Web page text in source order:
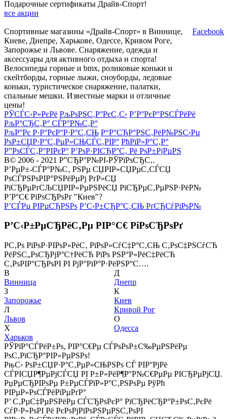
Подарочные сертификаты Драйв-Спорт!
все акции
Спортивные магазины «Драйв-Спорт» в Виннице,
Киеве, Днепре, Харькове, Одессе, Кривом Роге,
Запорожье и Львове. Снаряжение, одежда и
аксессуары для активного отдыха и спорта!
Велосипеды горные и bmx, роликовые коньки и
скейтборды, горные лыжи, сноуборды, ледовые
коньки, туристическое снаряжение, палатки,
спальные мешки. Известные марки и отличные
цены!
Facebook
РЎСЃС‹Р»РєРё РљРѕРЅС‚Р°РєС‚С‹ Р’Р°РєР°РЅСЃРёРё
РљР°СЂС‚Р° СЃР°Р№С‚Р°
РљР°Рє Р·Р°РєР°Р·Р°С‚СЊ Р“Р°СЂР°РЅС‚РёР№РЅС‹Рµ
РѕР±СЏР·Р°С‚РµР»СЊСЃС‚РІР° РћРїР»Р°С‚Р°
Р”РѕСЃС‚Р°РІРєР° Р’РѕР·РІСЂР°С‚ Рё РѕР±РјРµРЅ
В© 2006 - 2021 Р”СЂР°Р№РІ-РЎРїРѕСЂС‚.
Р’РµР±-СЃР°Р№С‚ РЅРµ СЏРІР»СЏРµС‚СЃСЏ
РѕСЃРЅРѕРІР°РЅРёРµРј РґР»СЏ
РїСЂРµРґСЉСЏРІР»РµРЅРёСЏ РїСЂРµС‚РµРЅР·РёР№
Р’Р°С€ РіРѕСЂРѕРґ "Киев"?
Р’СЃРµ РІРµСЂРЅРѕ Р’С‹Р±СЂР°С‚СЊ РґСЂСѓРіРѕР№
Р’С‹Р±РµСЂРёС‚Рµ РІР°С€ РіРѕСЂРѕРґ
Р­С‚Рѕ РїРѕР·РІРѕР»РёС‚ РїРѕР»СѓС‡Р°С‚СЊ С‚РѕС‡РЅСѓСЋ
РёРЅС„РѕСЂРјР°С†РёСЋ РїРѕ РЅР°Р»РёС‡РёСЋ
С‚РѕРІР°СЂРѕРІ РІ РјР°РіР°Р·РёРЅР°С….
В
Винница
З
Запорожье
Л
Львов
Х
Харьков
Д
Днепр
К
Киев
Кривой Рог
О
Одесса
РЎРїР°СЃРёР±Рѕ, РІР°С€Рµ СЃРѕРѕР±С‰РµРЅРёРµ
РѕС‚РїСЂР°РІР»РµРЅРѕ!
РњС‹ РѕР±СЏР·Р°С‚РµР»СЊРЅРѕ СЃ РІР°РјРё
СЃРІСЏР¶РµРјСЃСЏ РІ Р±Р»РёР¶Р°Р№С€РµРµ РІСЂРµРјСЏ.
РџРµСЂРІРѕРµ Р±РµСЃРїР»Р°С‚РЅРѕРµ РўРћ
РІРµР»РѕСЃРёРїРµРґР°
Р’ С‚РµС‡РµРЅРёРµ СЃСЂРѕРєР° РїСЂРёСЂР°Р±РѕС‚РєРё
СѓР·Р»РѕРІ Рё РєРѕРјРїРѕРЅРµРЅС‚РѕРІ